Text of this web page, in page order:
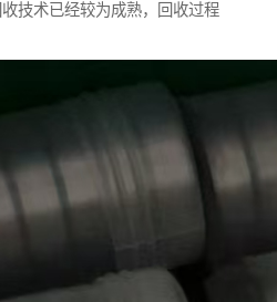
技术已经较为成熟，回收过程